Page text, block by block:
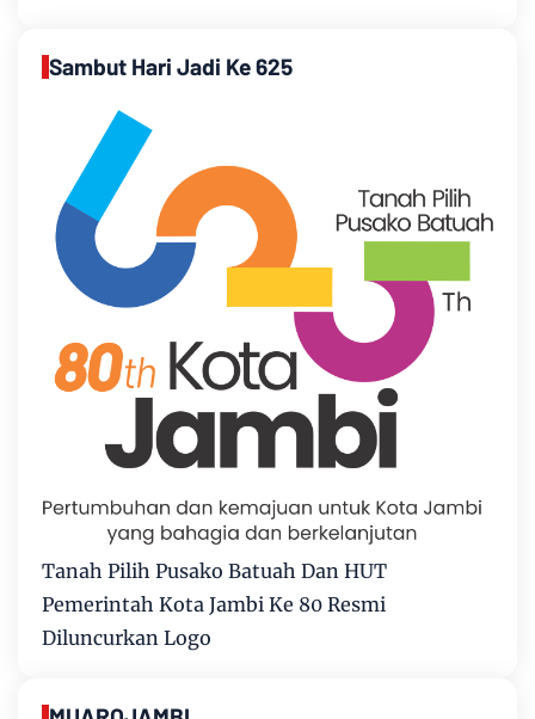
Sambut Hari Jadi Ke 625
Tanah Pilih Pusako Batuah Dan HUT
Pemerintah Kota Jambi Ke 80 Resmi
Diluncurkan Logo